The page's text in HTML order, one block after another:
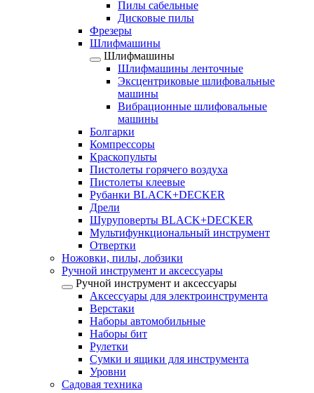
Пилы сабельные
Дисковые пилы
Фрезеры
Шлифмашины
Шлифмашины
Шлифмашины ленточные
Эксцентриковые шлифовальные
машины
Вибрационные шлифовальные
машины
Болгарки
Компрессоры
Краскопульты
Пистолеты горячего воздуха
Пистолеты клеевые
Рубанки BLACK+DECKER
Дрели
Шуруповерты BLACK+DECKER
Мультифункциональный инструмент
Отвертки
Ножовки, пилы, лобзики
Ручной инструмент и аксессуары
Ручной инструмент и аксессуары
Аксессуары для электроинструмента
Верстаки
Наборы автомобильные
Наборы бит
Рулетки
Сумки и ящики для инструмента
Уровни
Садовая техника